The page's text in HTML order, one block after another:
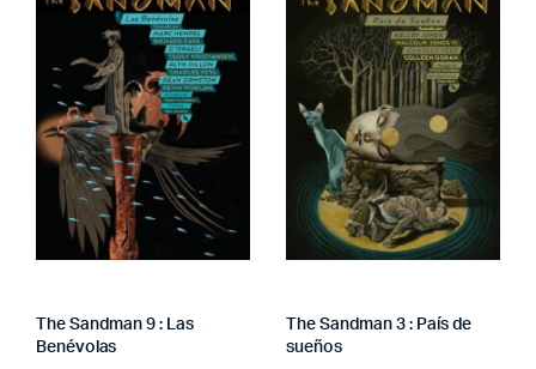
The Sandman 9 : Las
Benévolas
The Sandman 3 : País de
sueños